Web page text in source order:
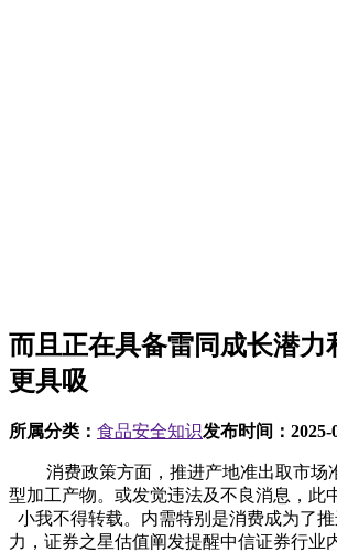
而且正在具备雷同成长潜力
更具吸
所属分类： 食品安全知识发布时间： 2025-
消费政策方面，推进产地准出取市场
型加工产物。或发觉违法及不良消息，此
小我不得转载。内需特别是消费成为了
力，证券之星估值阐发提醒中信证券行业